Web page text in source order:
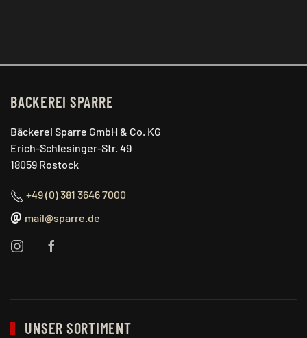
BACKEREI SPARRE
Bäckerei Sparre GmbH & Co. KG
Erich-Schlesinger-Str. 49
18059 Rostock
+49 (0) 381 3646 7000
@ mail@sparre.de
UNSER SORTIMENT